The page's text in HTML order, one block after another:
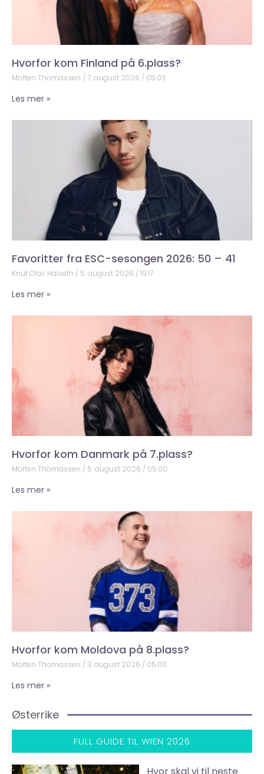
Hvorfor kom Finland på 6.plass?
Morten Thomassen 7. august 2026 05:03
Les mer »
Favoritter fra ESC-sesongen 2026: 50 – 41
Knut Olav Halseth 5. august 2026 19:17
Les mer »
Hvorfor kom Danmark på 7.plass?
Morten Thomassen 5. august 2026 05:00
Les mer »
Hvorfor kom Moldova på 8.plass?
Morten Thomassen 3. august 2026 05:00
Les mer »
Østerrike
FULL GUIDE TIL WIEN 2026
Hvor skal vi til neste